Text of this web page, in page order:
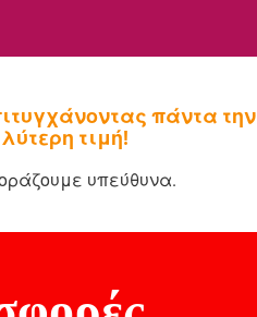
πάντα την
τιμή!
υπεύθυνα.